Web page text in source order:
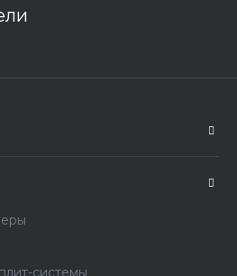
системы